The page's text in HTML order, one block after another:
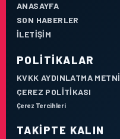
ANASAYFA
SON HABERLER
İLETIŞIM
POLITIKALAR
KVKK AYDINLATMA METNI
ÇEREZ POLITIKASI
Çerez Tercihleri
TAKIPTE KALIN